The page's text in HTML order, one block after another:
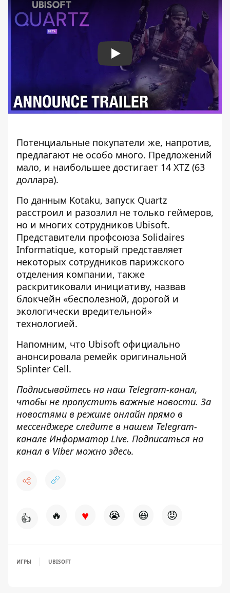
Play
Потенциальные покупатели же, напротив,
предлагают не особо много. Предложений
мало, и наибольшее достигает 14 XTZ (63
доллара).
По данным Kotaku, запуск Quartz
расстроил и разозлил не только геймеров,
но и многих сотрудников Ubisoft.
Представители профсоюза Solidaires
Informatique, который представляет
некоторых сотрудников парижского
отделения компании, также
раскритиковали инициативу, назвав
блокчейн «бесполезной, дорогой и
экологически вредительной»
технологией.
Напомним, что Ubisoft официально
анонсировала ремейк оригинальной
Splinter Cell.
Подписывайтесь на наш Telegram-канал,
чтобы не пропустить важные новости. За
новостями в режиме онлайн прямо в
мессенджере следите в нашем Telegram-
канале Информатор Live. Подписаться на
канал в Viber можно здесь.
👍 🔥 ♥ 😭 😆 😡
ИГРЫ UBISOFT